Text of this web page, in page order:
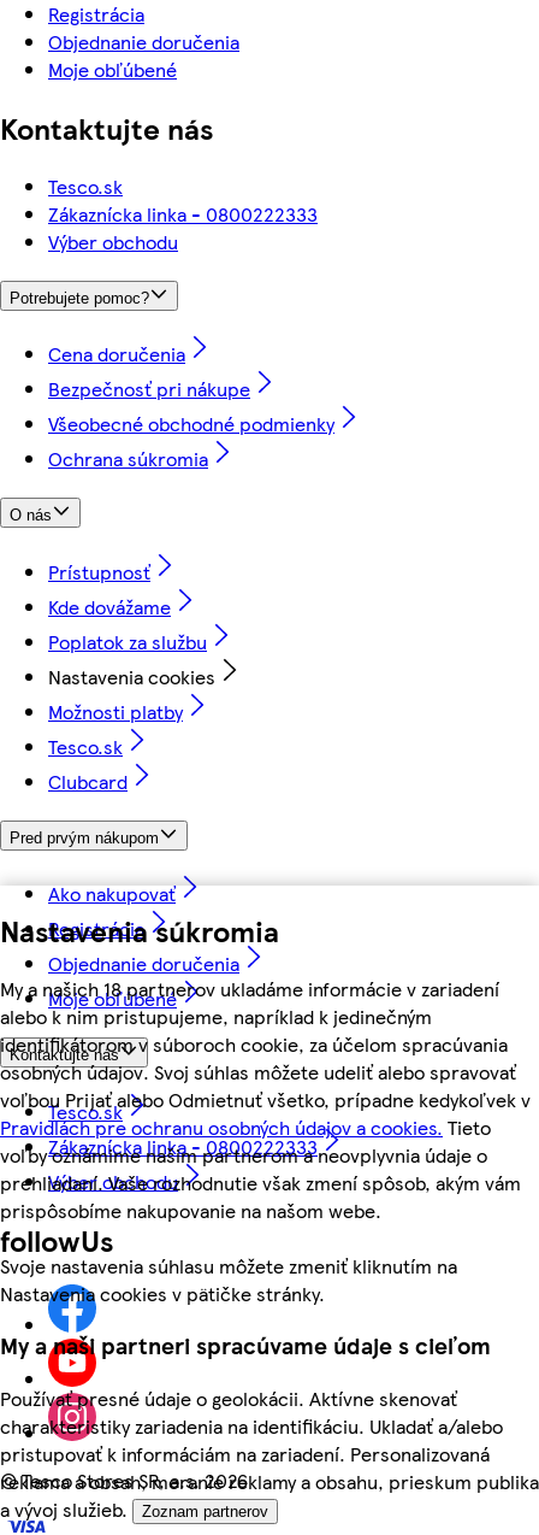
Nastavenia súkromia
My a našich 18 partnerov ukladáme informácie v zariadení
alebo k nim pristupujeme, napríklad k jedinečným
identifikátorom v súboroch cookie, za účelom spracúvania
osobných údajov. Svoj súhlas môžete udeliť alebo spravovať
voľbou Prijať alebo Odmietnuť všetko, prípadne kedykoľvek v
Pravidlách pre ochranu osobných údajov a cookies. Tieto
voľby oznámime našim partnerom a neovplyvnia údaje o
prehliadaní. Vaše rozhodnutie však zmení spôsob, akým vám
prispôsobíme nakupovanie na našom webe.
Svoje nastavenia súhlasu môžete zmeniť kliknutím na
Nastavenia cookies v pätičke stránky.
My a naši partneri spracúvame údaje s cieľom
Používať presné údaje o geolokácii. Aktívne skenovať
charakteristiky zariadenia na identifikáciu. Ukladať a/alebo
pristupovať k informáciám na zariadení. Personalizovaná
reklama a obsah, meranie reklamy a obsahu, prieskum publika
a vývoj služieb.
Zoznam partnerov
Registrácia
Objednanie doručenia
Moje obľúbené
Kontaktujte nás
Tesco.sk
Zákaznícka linka - 0800222333
Výber obchodu
Potrebujete pomoc?
Cena doručenia
Bezpečnosť pri nákupe
Všeobecné obchodné podmienky
Ochrana súkromia
O nás
Prístupnosť
Kde dovážame
Poplatok za službu
Nastavenia cookies
Možnosti platby
Tesco.sk
Clubcard
Pred prvým nákupom
Ako nakupovať
Registrácia
Objednanie doručenia
Moje obľúbené
Kontaktujte nás
Tesco.sk
Zákaznícka linka - 0800222333
Výber obchodu
followUs
©Tesco Stores SR, a.s. 2026